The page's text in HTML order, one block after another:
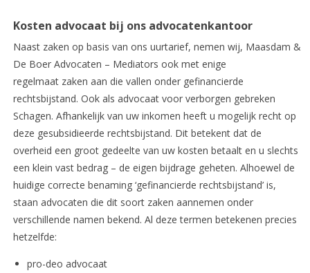
Kosten advocaat bij ons advocatenkantoor
Naast zaken op basis van ons uurtarief, nemen wij, Maasdam &
De Boer Advocaten – Mediators ook met enige
regelmaat zaken aan die vallen onder gefinancierde
rechtsbijstand. Ook als advocaat voor verborgen gebreken
Schagen. Afhankelijk van uw inkomen heeft u mogelijk recht op
deze gesubsidieerde rechtsbijstand. Dit betekent dat de
overheid een groot gedeelte van uw kosten betaalt en u slechts
een klein vast bedrag – de eigen bijdrage geheten. Alhoewel de
huidige correcte benaming ‘gefinancierde rechtsbijstand’ is,
staan advocaten die dit soort zaken aannemen onder
verschillende namen bekend. Al deze termen betekenen precies
hetzelfde:
pro-deo advocaat